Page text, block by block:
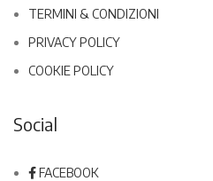
TERMINI & CONDIZIONI
PRIVACY POLICY
COOKIE POLICY
Social
FACEBOOK